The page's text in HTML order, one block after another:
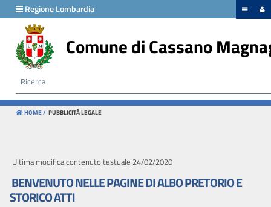
Regione Lombardia
Comune di Cassano
HOME / PUBBLICITÀ LEGALE
Ultima modifica contenuto testuale 24/02/2020
BENVENUTO NELLE PAGINE DI ALBO PRETORIO E
STORICO ATTI
menu
Albo
pretorio